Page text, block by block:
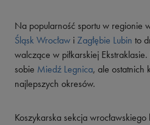
Na popularność sportu w regionie
Śląsk Wrocław iZagłębie Lubin to
walczące w piłkarskiej
sobie Miedź Legnica, ale ostatnich
najlepszych okresów.
Koszykarska sekcja